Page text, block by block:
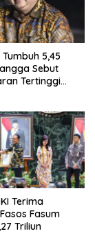
5,45
Sebut
Tertinggi
Terima
Fasum
Triliun